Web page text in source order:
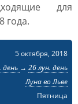
для
года.
5 октября, 2018
день → 26 лун. день
Луна во Льве
Пятница